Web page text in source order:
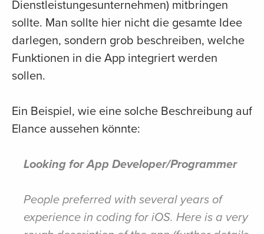
Dienstleistungesunternehmen) mitbringen
sollte. Man sollte hier nicht die gesamte Idee
darlegen, sondern grob beschreiben, welche
Funktionen in die App integriert werden
sollen.
Ein Beispiel, wie eine solche Beschreibung auf
Elance aussehen könnte:
Looking for App Developer/Programmer
People preferred with several years of
experience in coding for iOS. Here is a very